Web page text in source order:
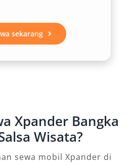
paket yang disesuaikan,
24 jam, bulanan,
mobil keluarga, mobil
juga membuatnya ideal
formal maupun
sekarang
Xpander Bangka
Wisata?
sewa mobil Xpander di